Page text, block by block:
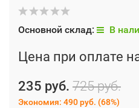
Основной склад: В
Цена при оплате
235 руб. 725 руб.
Экономия: 490 руб. (68%)